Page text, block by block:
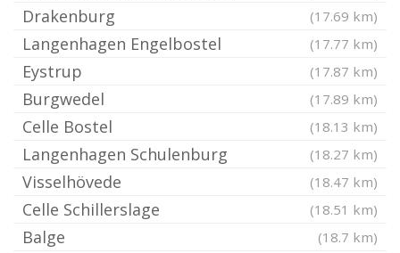
Drakenburg (17.69 km)
Langenhagen Engelbostel (17.77 km)
Eystrup (17.87 km)
Burgwedel (17.89 km)
Celle Bostel (18.13 km)
Langenhagen Schulenburg (18.27 km)
Visselhövede (18.47 km)
Celle Schillerslage (18.51 km)
Balge (18.7 km)